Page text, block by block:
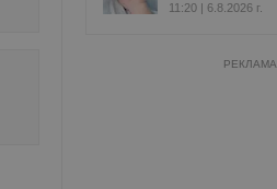
11:20 | 6.8.2026 г.
РЕКЛАМА